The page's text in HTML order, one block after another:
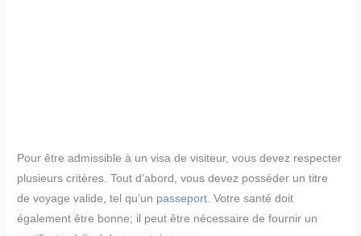
Pour être admissible à un visa de visiteur, vous devez respecter
plusieurs critères. Tout d’abord, vous devez posséder un titre
de voyage valide, tel qu’un passeport. Votre santé doit
également être bonne; il peut être nécessaire de fournir un